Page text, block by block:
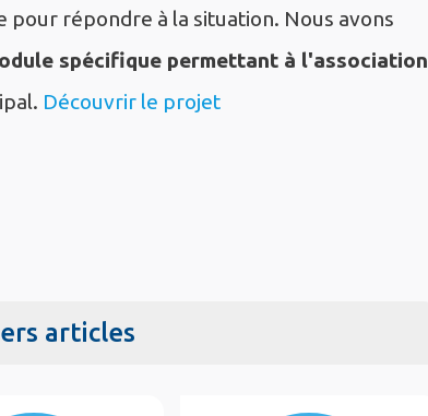
répondre à la situation. Nous avons
spécifique permettant à l'association
Découvrir le projet
articles